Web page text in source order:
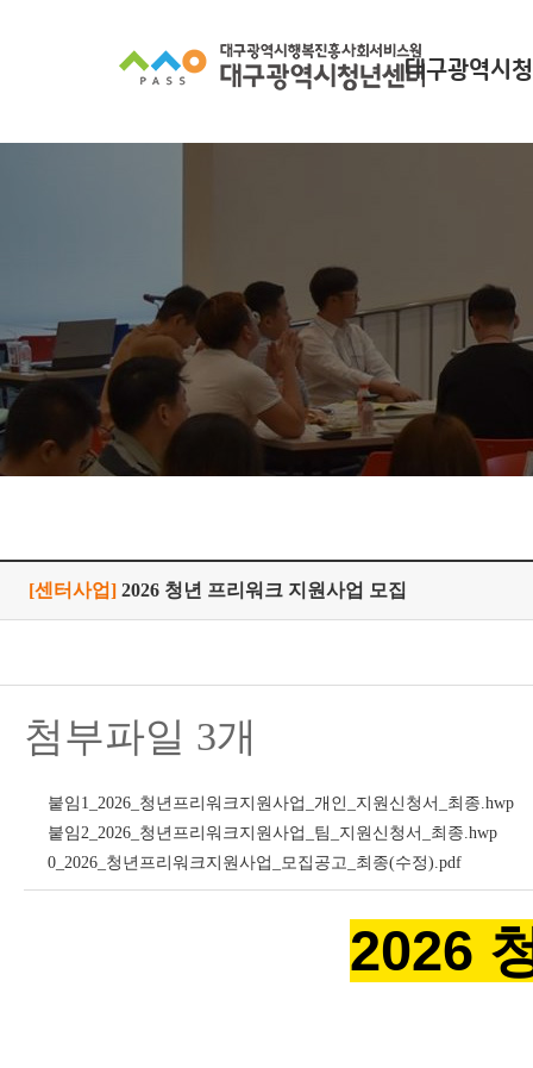
대구광역시
[센터사업] 2026 청년 프리워크 지원사업 모집
첨부파일 3개
붙임1_2026_청년프리워크지원사업_개인_지원신청서_최종.hwp
붙임2_2026_청년프리워크지원사업_팀_지원신청서_최종.hwp
0_2026_청년프리워크지원사업_모집공고_최종(수정).pdf
2026